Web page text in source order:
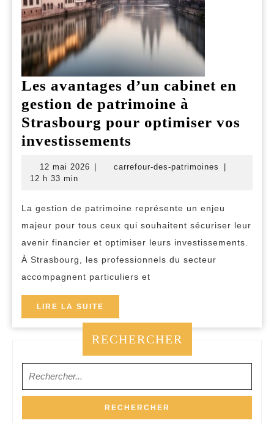
Les avantages d’un cabinet en
gestion de patrimoine à
Strasbourg pour optimiser vos
investissements
en
gestion
de
pour
optimiser
vos
12 mai 2026 12
carrefour-des-patrimoines
carrefour-
12 h 33 min
La gestion de patrimoine représente un enjeu
majeur pour tous ceux qui souhaitent sécuriser leur
avenir financier et optimiser leurs investissements.
À Strasbourg, les professionnels du secteur
accompagnent particuliers et
LIRE LA SUITE
LA
RECHERCHER
for: